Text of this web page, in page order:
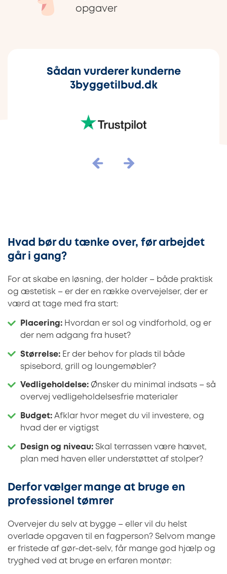
opgaver
Sådan vurderer kunderne
3byggetilbud.dk
Hvad bør du tænke over, før arbejdet
går i gang?
For at skabe en løsning, der holder – både praktisk
og æstetisk – er der en række overvejelser, der er
værd at tage med fra start:
Placering: Hvordan er sol og vindforhold, og er
der nem adgang fra huset?
Størrelse: Er der behov for plads til både
spisebord, grill og loungemøbler?
Vedligeholdelse: Ønsker du minimal indsats – så
overvej vedligeholdelsesfrie materialer
Budget: Afklar hvor meget du vil investere, og
hvad der er vigtigst
Design og niveau: Skal terrassen være hævet,
plan med haven eller understøttet af stolper?
Derfor vælger mange at bruge en
professionel tømrer
Overvejer du selv at bygge – eller vil du helst
overlade opgaven til en fagperson? Selvom mange
er fristede af gør-det-selv, får mange god hjælp og
tryghed ved at bruge en erfaren montør: